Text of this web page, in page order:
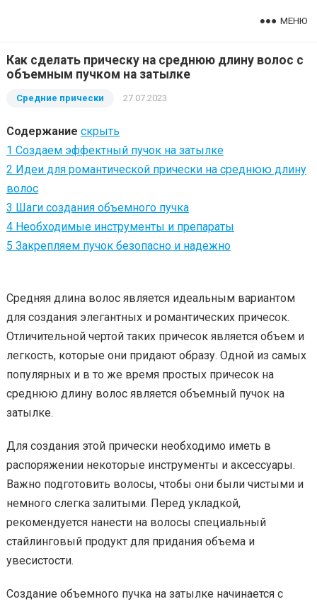
МЕНЮ
Как сделать прическу на среднюю длину волос с
объемным пучком на затылке
Средние прически 27.07.2023
Содержание скрыть
1 Создаем эффектный пучок на затылке
2 Идеи для романтической прически на среднюю длину
волос
3 Шаги создания объемного пучка
4 Необходимые инструменты и препараты
5 Закрепляем пучок безопасно и надежно
Средняя длина волос является идеальным вариантом
для создания элегантных и романтических причесок.
Отличительной чертой таких причесок является объем и
легкость, которые они придают образу. Одной из самых
популярных и в то же время простых причесок на
среднюю длину волос является объемный пучок на
затылке.
Для создания этой прически необходимо иметь в
распоряжении некоторые инструменты и аксессуары.
Важно подготовить волосы, чтобы они были чистыми и
немного слегка залитыми. Перед укладкой,
рекомендуется нанести на волосы специальный
стайлинговый продукт для придания объема и
увесистости.
Создание объемного пучка на затылке начинается с